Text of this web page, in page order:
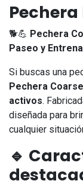
🐕💪 Pechera
Paseo y
Si buscas una
Pechera Coarse
activos.
diseñada para
cualquier
🔹